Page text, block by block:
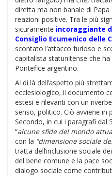
diretta ma non banale di
reazioni positive. Tra le più
sicuramente incoraggiante
Consiglio Ecumenico delle
scontato l’attacco furioso e
capitalista statunitense che ha
Pontefice argentino.
Al di là dell’aspetto più
ecclesiologico, il documento
estesi e rilevanti con un
senso, politico. Ciò avviene in
Secondo, in cui i paragrafi dal
“alcune sfide del mondo
con la “dimensione sociale
tratta dell’inclusione sociale
del bene comune e la pace
dialogo sociale come